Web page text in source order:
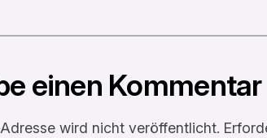
einen Kommentar
wird nicht veröffentlicht.